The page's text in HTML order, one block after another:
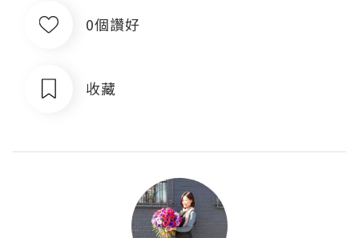
0個讚好
收藏